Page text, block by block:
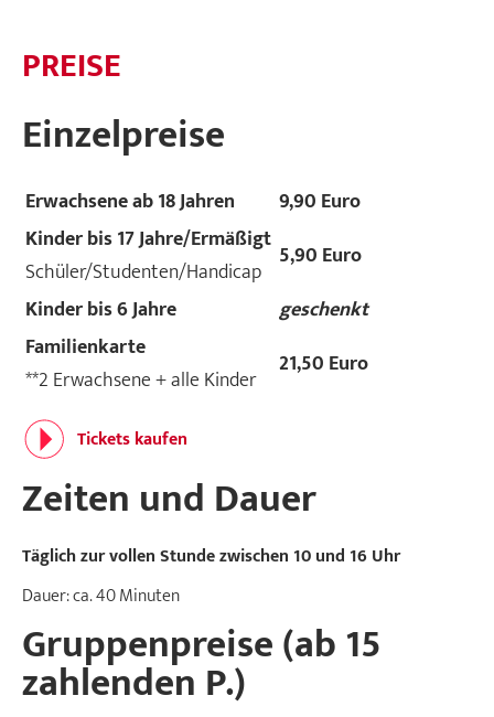
PREISE
Einzelpreise
Erwachsene ab 18 Jahren
9,90 Euro
Kinder bis 17 Jahre/Ermäßigt
Schüler/Studenten/Handicap 5,90 Euro
Kinder bis 6 Jahre
geschenkt
Familienkarte
**2 Erwachsene + alle Kinder
21,50 Euro
Tickets kaufen
Zeiten und Dauer
Täglich zur vollen Stunde zwischen 10 und 16 Uhr
Dauer: ca. 40 Minuten
Gruppenpreise (ab 15
zahlenden P.)